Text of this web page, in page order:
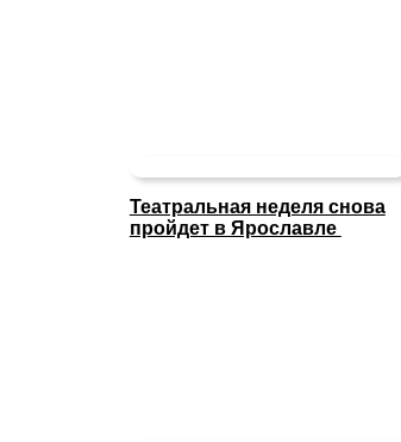
Театральная неделя снова
пройдет в Ярославле